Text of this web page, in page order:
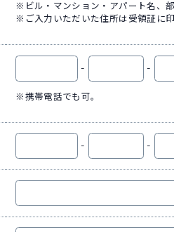
※ビル・マンション・アパート名、
※ご入力いただいた住所は受領証に印
- -
※携帯電話でも可。
- -